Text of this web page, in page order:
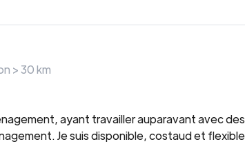
>30km
ayant travailler auparavant avec
Je suis disponible, costaud et